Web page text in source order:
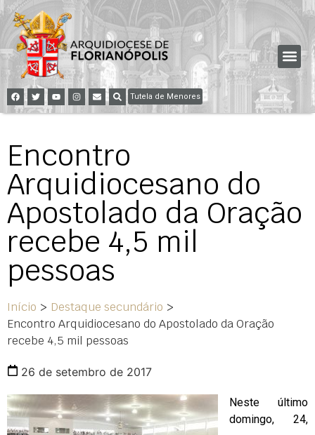
Tutela de Menores
Encontro
Arquidiocesano do
Apostolado da Oração
recebe 4,5 mil
pessoas
Início > Destaque secundário >
Encontro Arquidiocesano do Apostolado da Oração
recebe 4,5 mil pessoas
26 de setembro de 2017
Neste último
domingo, 24,